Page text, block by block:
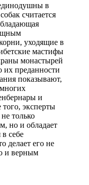
в
считается
уходящие в
мастифы
монастырей
их преданности
показывают,
и
эксперты
только
но и обладает
себе
делает его не
и верным